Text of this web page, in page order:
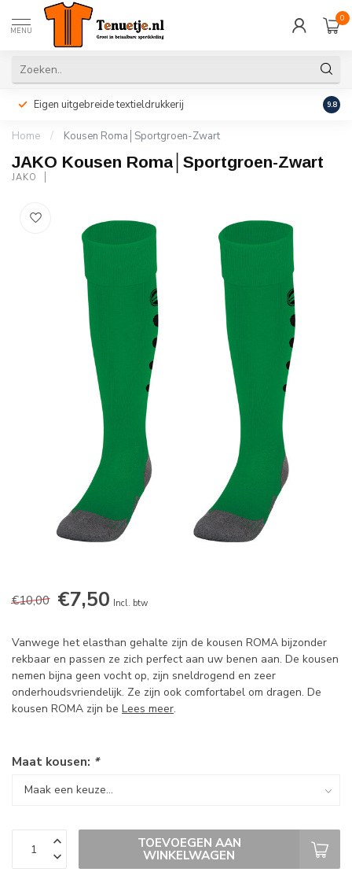
MENU
0
Eigen uitgebreide textieldrukkerij 9.8
Home / Kousen Roma│Sportgroen-Zwart
JAKO Kousen Roma│Sportgroen-Zwart
JAKO
€10,00 €7,50 Incl. btw
Vanwege het elasthan gehalte ​​zijn de kousen ROMA bijzonder
rekbaar en passen ze zich perfect aan uw benen aan. De kousen
nemen bijna geen vocht op, zijn sneldrogend en zeer
onderhoudsvriendelijk. Ze zijn ook comfortabel om dragen. De
kousen ROMA zijn be Lees meer.
Maat kousen: *
TOEVOEGEN AAN
WINKELWAGEN